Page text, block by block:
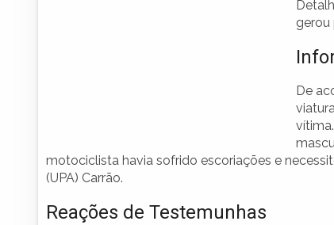
gerou
De
motociclista havia sofrido escoriações e
(UPA) Carrão.
Reações de Testemunhas